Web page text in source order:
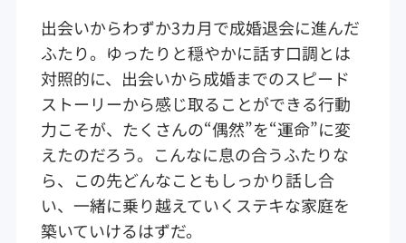
出会いからわずか3カ月で成婚退会に進んだ
ふたり。ゆったりと穏やかに話す口調とは
対照的に、出会いから成婚までのスピード
ストーリーから感じ取ることができる行動
力こそが、たくさんの“偶然”を“運命”に変
えたのだろう。こんなに息の合うふたりな
ら、この先どんなこともしっかり話し合
い、一緒に乗り越えていくステキな家庭を
築いていけるはずだ。